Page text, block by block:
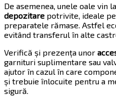
De asemenea, unele oale vin
depozitare potrivite, ideale
preparatele rămase. Astfel
evitând transferul în alte
Verifică și prezența unor
garnituri suplimentare sau
ajutor în cazul în care
și trebuie înlocuite pentru a
sigură.